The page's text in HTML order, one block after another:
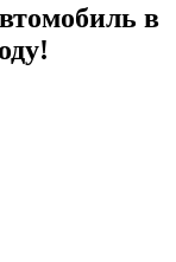
в